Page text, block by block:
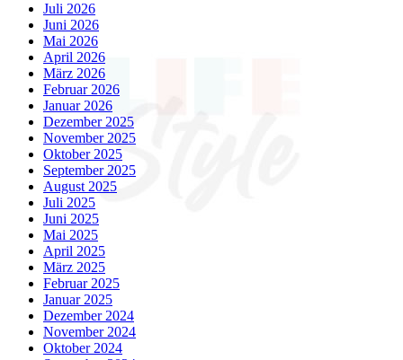
Juli 2026
Juni 2026
Mai 2026
April 2026
März 2026
Februar 2026
Januar 2026
Dezember 2025
November 2025
Oktober 2025
September 2025
August 2025
Juli 2025
Juni 2025
Mai 2025
April 2025
März 2025
Februar 2025
Januar 2025
Dezember 2024
November 2024
Oktober 2024